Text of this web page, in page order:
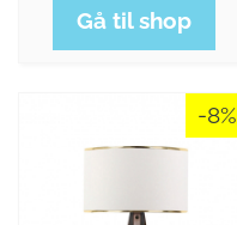
Gå til shop
-8%